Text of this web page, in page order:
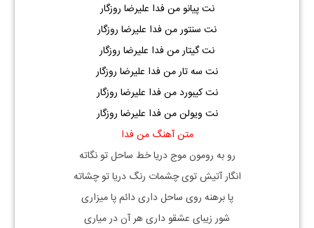
نت پیانو من فدا علیرضا روزگار
نت سنتور من فدا علیرضا روزگار
نت گیتار من فدا علیرضا روزگار
نت سه تار من فدا علیرضا روزگار
نت کیبورد من فدا علیرضا روزگار
نت ویولن من فدا علیرضا روزگار
متن آهنگ من فدا
رو به رومون موج دریا خط ساحل تو نگاته
انگار آتیش توی چشمات رنگ دریا تو چشاته
پا برهنه روی ساحل داری دائم پا میزاری
شور زیبای عشقو داری هر آن در میاری